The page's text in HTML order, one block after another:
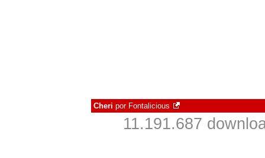
Cheri por Fontalicious
11.191.687